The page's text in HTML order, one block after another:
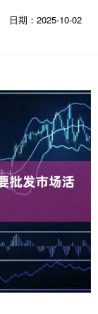
日期：2025-10-02